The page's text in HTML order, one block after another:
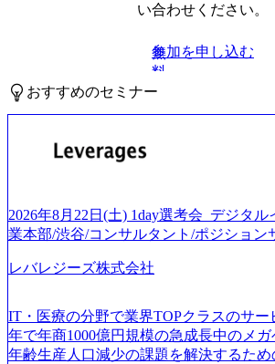
い合わせください。
無
料
参加を申し込む
おすすめのセミナー
2026年8月22日(土) 1day選考会_デジタ
業本部/渋谷/コンサルタント/ポジション
レバレジーズ株式会社
IT・医療の分野で業界TOPクラスのサー
年で年商1000億円規模の急成長中のメ
年齢生産人口減少の課題を解決するた